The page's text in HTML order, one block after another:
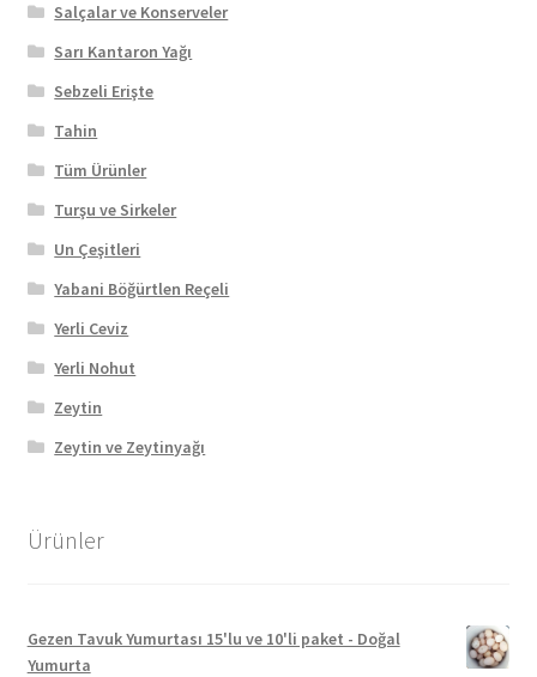
Salçalar ve Konserveler
Sarı Kantaron Yağı
Sebzeli Erişte
Tahin
Tüm Ürünler
Turşu ve Sirkeler
Un Çeşitleri
Yabani Böğürtlen Reçeli
Yerli Ceviz
Yerli Nohut
Zeytin
Zeytin ve Zeytinyağı
Ürünler
Gezen Tavuk Yumurtası 15'lu ve 10'li paket - Doğal
Yumurta